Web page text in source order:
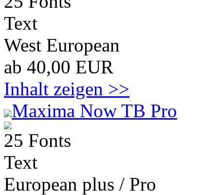
Text
West European
ab 40,00 EUR
Inhalt zeigen >>
Maxima Now TB Pro
25 Fonts
Text
European plus / Pro